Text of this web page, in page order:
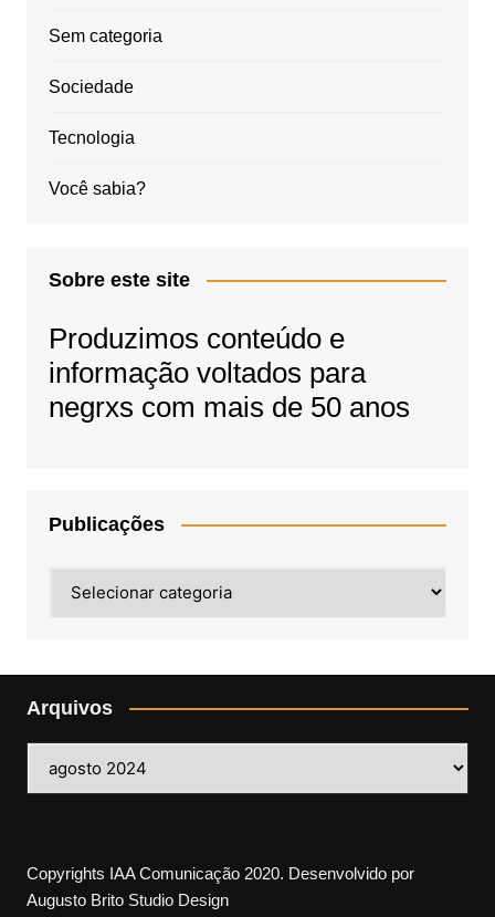
Sem categoria
Sociedade
Tecnologia
Você sabia?
Sobre este site
Produzimos conteúdo e
informação voltados para
negrxs com mais de 50 anos
Publicações
Arquivos
Copyrights IAA Comunicação 2020. Desenvolvido por
Augusto Brito Studio Design